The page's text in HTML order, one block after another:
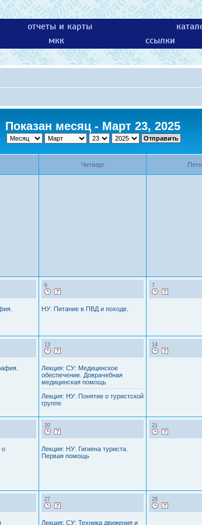
отчеты и карты
мкк ссылки
Показан месяц - Март 23, 2025
Четверг
6
НУ: Питание в ПВД и походе.
7
13
Лекция: СУ: Медицинское
обеспечение. Доврачебная
медицинская помощь
Лекция: НУ: Понятие о туристской
группе
14
о
20
Лекция: НУ: Гигиена туриста.
Первая помощь
21
27
Лекция: СУ: Техника движения и
28